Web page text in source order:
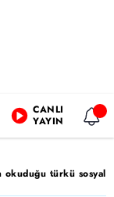
CANLI
YAYIN
okuduğu türkü sosyal